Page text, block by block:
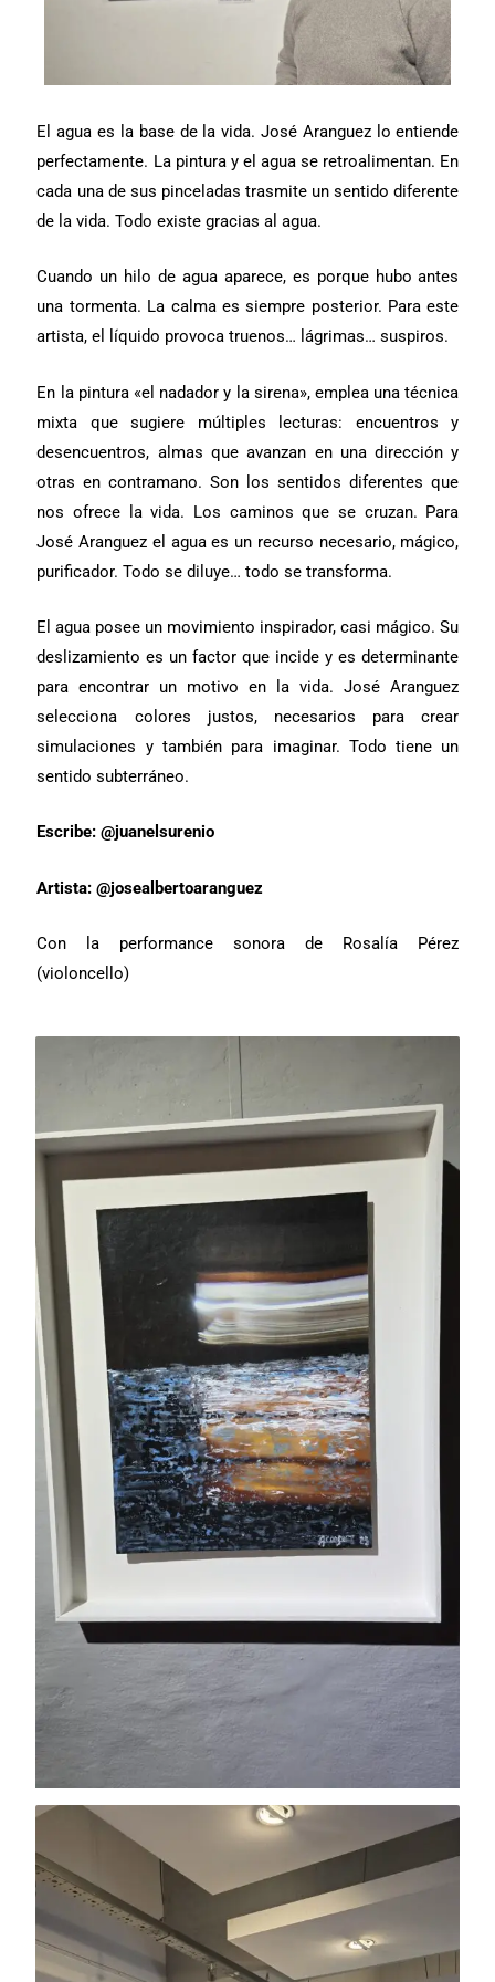
El agua es la base de la vida. José Aranguez lo entiende
perfectamente. La pintura y el agua se retroalimentan. En
cada una de sus pinceladas trasmite un sentido diferente
de la vida. Todo existe gracias al agua.
Cuando un hilo de agua aparece, es porque hubo antes
una tormenta. La calma es siempre posterior. Para este
artista, el líquido provoca truenos… lágrimas… suspiros.
En la pintura «el nadador y la sirena», emplea una técnica
mixta que sugiere múltiples lecturas: encuentros y
desencuentros, almas que avanzan en una dirección y
otras en contramano. Son los sentidos diferentes que
nos ofrece la vida. Los caminos que se cruzan. Para
José Aranguez el agua es un recurso necesario, mágico,
purificador. Todo se diluye… todo se transforma.
El agua posee un movimiento inspirador, casi mágico. Su
deslizamiento es un factor que incide y es determinante
para encontrar un motivo en la vida. José Aranguez
selecciona colores justos, necesarios para crear
simulaciones y también para imaginar. Todo tiene un
sentido subterráneo.
Escribe: @juanelsurenio
Artista: @josealbertoaranguez
Con la performance sonora de Rosalía Pérez
(violoncello)